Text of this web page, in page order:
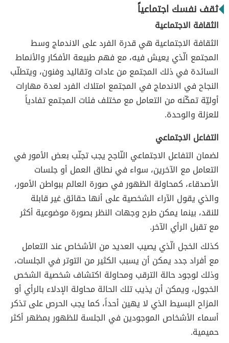
ثقف نفسك اجتماعياً
الثقافة الاجتماعية
الثقافة الاجتماعية هي قدرة الفرد على الاندماج وسط
المجتمع الّذي يعيش فيه، مع فهم طبيعة الأفكار والأنماط
السائدة في ذلك المجتمع من عادات وتقاليد وفنون، ويتطلّب
النجاح في الاندماج في المجتمع امتلاك الفرد لعدة مهارات
أوليّة تمكّنه من التعامل مع مختلف فئات المجتمع تفادياً
للعزلة والوحدة.
التفاعل الاجتماعي
لضمان التفاعل الاجتماعي النّاجح يجب تجنّب بعض الأمور في
التعامل مع الآخرين، سواء في نطاق العمل أو جلسات
الأصدقاء، كمحاولة الظهور في صورة العالم ببواطن الأمور،
والذي يقول الآراء الشخصية على أنها حقائق غير قابلة
للنقد، بينما يمكن طرح وجهات النظر بصورة موضوعية أكثر
مع تقبل الرأي الآخر.
كذلك الخجل الّذي يصيب العديد من الأشخاص عند التعامل
مع أفراد جدد يمكن أن يسبب الكثير من التوتر في الجلسات،
وذلك لوجود حالة الترقب ومحاولة اكتشاف شخصية الشخص
الخجول، ويمكن أن يذيب تلك الحالة محاولة الإدلاء بالرأي أو
المزاح البسيط الذي لا يهين أحداً، كما يجب الحرص على تذكر
أسماء الأشخاص الموجودين في الجلسة للظهور بمظهر أكثر
حميمية.